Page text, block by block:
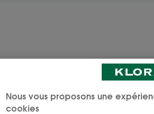
Nous vous proposons une
cookies